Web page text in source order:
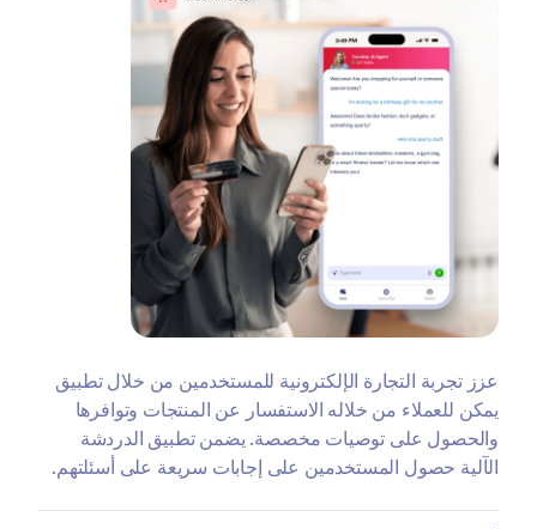
عزز تجربة التجارة الإلكترونية للمستخدمين من خلال تطبيق
يمكن للعملاء من خلاله الاستفسار عن المنتجات وتوافرها
والحصول على توصيات مخصصة. يضمن تطبيق الدردشة
الآلية حصول المستخدمين على إجابات سريعة على أسئلتهم.